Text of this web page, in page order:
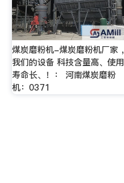
煤炭磨粉机-煤炭磨粉机厂家 ，
我们的设备 科技含量高、使用
寿命长、！： 河南煤炭磨粉
机：0371